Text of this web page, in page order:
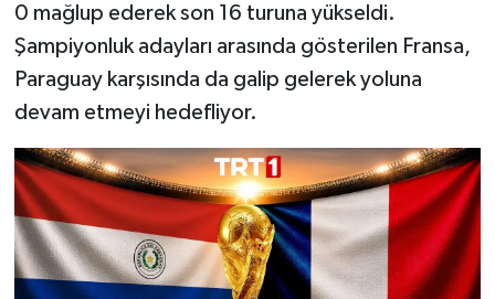
0 mağlup ederek son 16 turuna yükseldi.
Şampiyonluk adayları arasında gösterilen Fransa,
Paraguay karşısında da galip gelerek yoluna
devam etmeyi hedefliyor.